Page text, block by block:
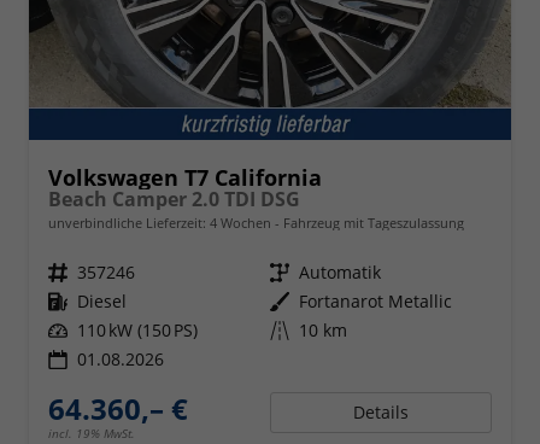
Volkswagen T7 California
Beach Camper 2.0 TDI DSG
unverbindliche Lieferzeit: 4 Wochen Fahrzeug mit Tageszulassung
Fahrzeugnr. 357246 Getriebe Automatik
Kraftstoff Diesel Außenfarbe Fortanarot Metallic
Leistung 110 kW (150 PS) Kilometerstand 10 km
01.08.2026
64.360,– €
incl. 19% MwSt.
Details